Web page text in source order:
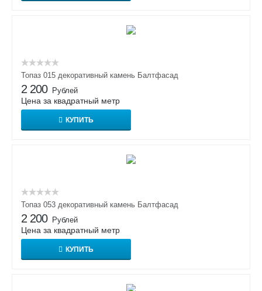
Топаз 015 декоративный камень Балтфасад
2 200 Рублей
Цена за квадратный метр
КУПИТЬ
Топаз 053 декоративный камень Балтфасад
2 200 Рублей
Цена за квадратный метр
КУПИТЬ